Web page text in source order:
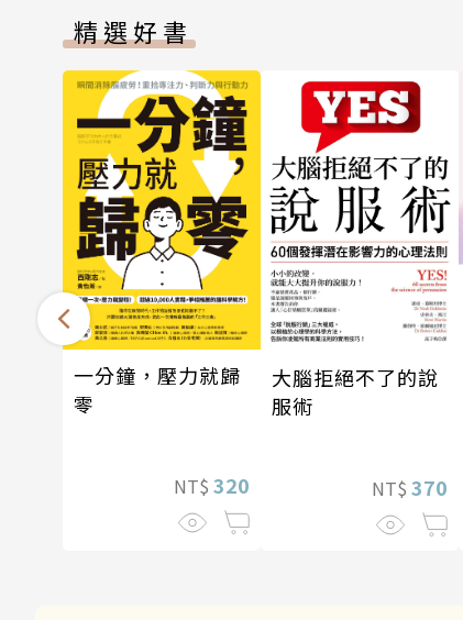
精選好書
一分鐘，壓力就歸
零
NT$ 320
大腦拒絕不了的說
服術
NT$ 370